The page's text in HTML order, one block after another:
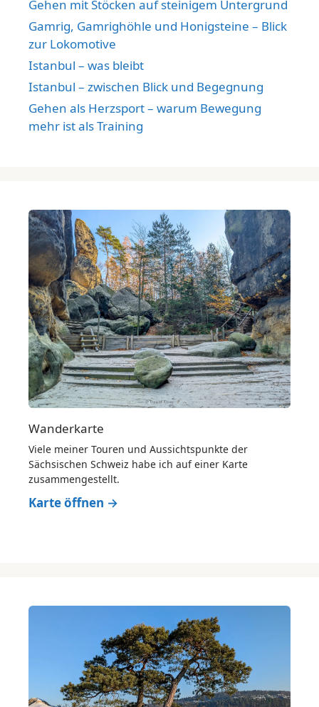
Gehen mit Stöcken auf steinigem Untergrund
Gamrig, Gamrighöhle und Honigsteine – Blick
zur Lokomotive
Istanbul – was bleibt
Istanbul – zwischen Blick und Begegnung
Gehen als Herzsport – warum Bewegung
mehr ist als Training
Wanderkarte
Viele meiner Touren und Aussichtspunkte der
Sächsischen Schweiz habe ich auf einer Karte
zusammengestellt.
Karte öffnen →